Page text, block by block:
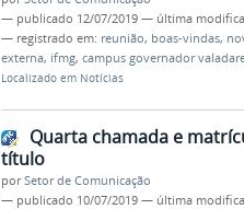
— publicado 12/07/2019 — última
— registrado em: reunião, boas-vindas,
externa, ifmg, campus governador
Localizado em Notícias
Quarta chamada e
título
porSetor de Comunicação
— publicado 10/07/2019 — última